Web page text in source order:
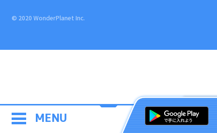
MENU
© 2020 WonderPlanet Inc.